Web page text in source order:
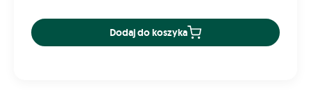
Dodaj do koszyka